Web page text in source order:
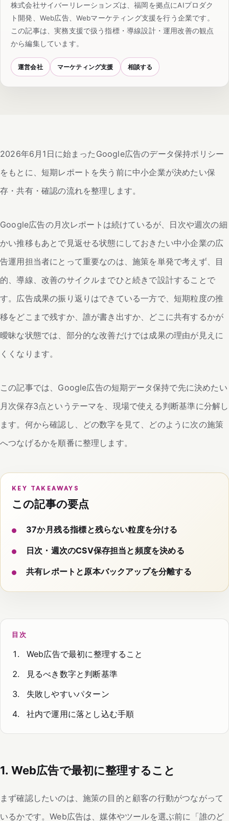
株式会社サイバーリレーションズは、福岡を拠点にAIプロダク
ト開発、Web広告、Webマーケティング支援を行う企業です。
この記事は、実務支援で扱う指標・導線設計・運用改善の観点
から編集しています。
運営会社 マーケティング支援 相談する
2026年6月1日に始まったGoogle広告のデータ保持ポリシー
をもとに、短期レポートを失う前に中小企業が決めたい保
存・共有・確認の流れを整理します。
Google広告の月次レポートは続けているが、日次や週次の細
かい推移もあとで見返せる状態にしておきたい中小企業の広
告運用担当者にとって重要なのは、施策を単発で考えず、目
的、導線、改善のサイクルまでひと続きで設計することで
す。広告成果の振り返りはできている一方で、短期粒度の推
移をどこまで残すか、誰が書き出すか、どこに共有するかが
曖昧な状態では、部分的な改善だけでは成果の理由が見えに
くくなります。
この記事では、Google広告の短期データ保持で先に決めたい
月次保存3点というテーマを、現場で使える判断基準に分解し
ます。何から確認し、どの数字を見て、どのように次の施策
へつなげるかを順番に整理します。
KEY TAKEAWAYS
この記事の要点
37か月残る指標と残らない粒度を分ける
日次・週次のCSV保存担当と頻度を決める
共有レポートと原本バックアップを分離する
目次
Web広告で最初に整理すること
見るべき数字と判断基準
失敗しやすいパターン
社内で運用に落とし込む手順
1. Web広告で最初に整理すること
まず確認したいのは、施策の目的と顧客の行動がつながって
いるかです。Web広告は、媒体やツールを選ぶ前に「誰のど